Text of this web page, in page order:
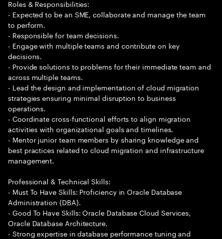
Roles & Responsibilities:
- Expected to be an SME, collaborate and manage the team
to perform.
- Responsible for team decisions.
- Engage with multiple teams and contribute on key
decisions.
- Provide solutions to problems for their immediate team and
across multiple teams.
- Lead the design and implementation of cloud migration
strategies ensuring minimal disruption to business
operations.
- Coordinate cross-functional efforts to align migration
activities with organizational goals and timelines.
- Mentor junior team members by sharing knowledge and
best practices related to cloud migration and infrastructure
management.
Professional & Technical Skills:
- Must To Have Skills: Proficiency in Oracle Database
Administration (DBA).
- Good To Have Skills: Oracle Database Cloud Services,
Oracle Database Architecture.
- Strong expertise in database performance tuning and